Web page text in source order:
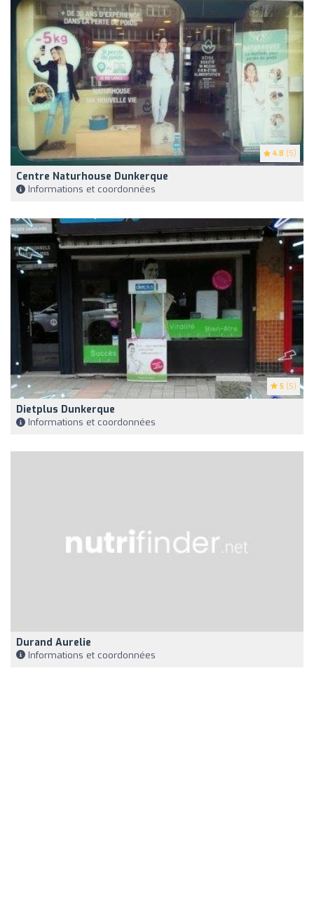
4.8 (5)
Centre Naturhouse Dunkerque
Informations et coordonnées
5 (5)
Dietplus Dunkerque
Informations et coordonnées
Durand Aurelie
Informations et coordonnées